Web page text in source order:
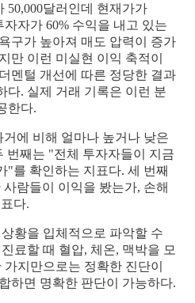
50,000달러인데 현재가가
자가 60% 수익을 내고 있는
구가 높아져 매도 압력이 증가
만 이런 미실현 이익 축적이
멘털 개선에 따른 정당한 결과
다. 실제 거래 기록은 이런 분
한다.
에 비해 얼마나 높거나 낮은
번째는 "전체 투자자들이 지금
"를 확인하는 지표다. 세 번째
람들이 이익을 봤는가, 손해
다.
황을 입체적으로 파악할 수
료할 때 혈압, 체온, 맥박을 모
지만으로는 정확한 진단이
하면 명확한 판단이 가능하다.